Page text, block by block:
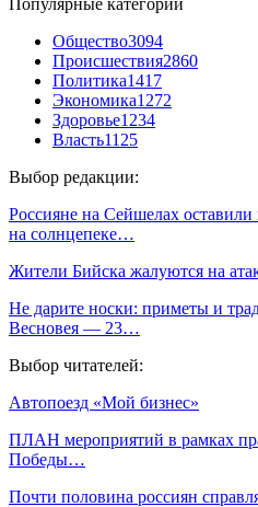
Общество3094
Происшествия2860
Политика1417
Экономика1272
Здоровье1234
Власть1125
Выбор редакции:
Россияне на Сейшелах
на солнцепеке…
Жители Бийска жалуются на
Не дарите носки: приметы и
Весновея — 23…
Выбор читателей:
Автопоезд «Мой бизнес»
ПЛАН мероприятий в рамках
Победы…
Почти половина россиян